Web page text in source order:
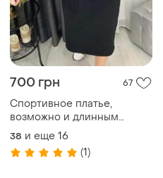
700 грн 67
Спортивное платье,
возможно и длинным
рукавом
38 и еще 16
(1)